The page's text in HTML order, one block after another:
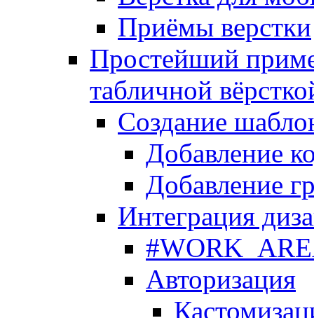
Приёмы верстки
Простейший
табличной
Создание
Добавление
Добавление
Интеграция
Авторизация